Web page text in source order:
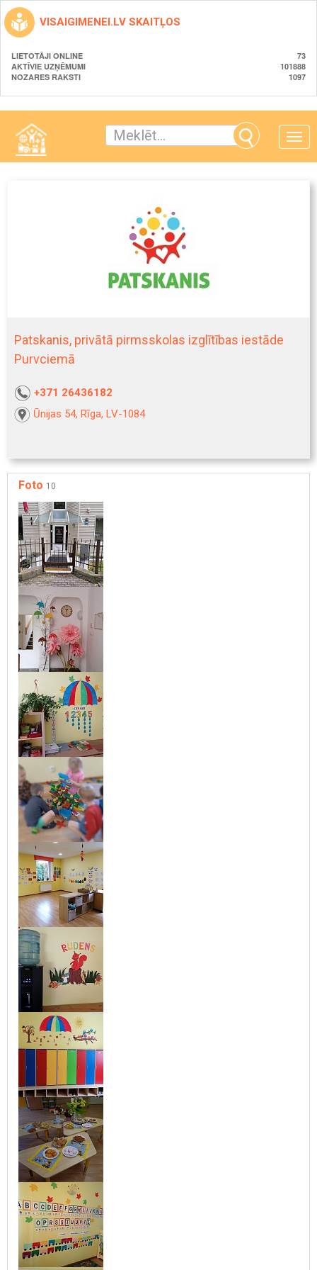
VISAIGIMENEI.LV SKAITĻOS
LIETOTĀJI ONLINE
73
AKTĪVIE UZŅĒMUMI
101888
NOZARES RAKSTI
1097
Toggle
Patskanis, privātā pirmsskolas izglītības iestāde
Purvciemā
+371 26436182
Ūnijas 54, Rīga, LV-1084
Foto 10